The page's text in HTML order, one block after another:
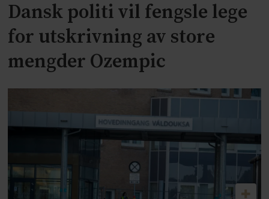
Dansk politi vil fengsle lege
for utskrivning av store
mengder Ozempic